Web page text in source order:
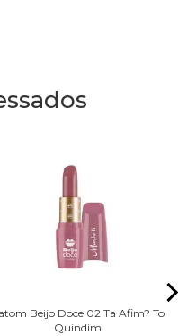
Beijo Doce 02 Ta Afim? To
Quindim